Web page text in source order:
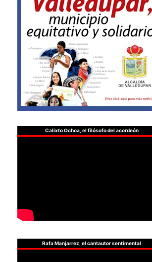
Calixto Ochoa, el filósofo del acordeón
Rafa Manjarrez, el cantautor sentimental